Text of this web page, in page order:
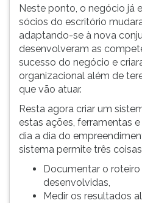
Neste ponto, o negócio já
sócios do escritório
adaptando-se à nova
desenvolveram as
sucesso do negócio e
organizacional além de
que vão atuar.
Resta agora criar um
estas ações, ferramentas
dia a dia do
sistema permite três
Documentar o
desenvolvidas,
Medir os resultados